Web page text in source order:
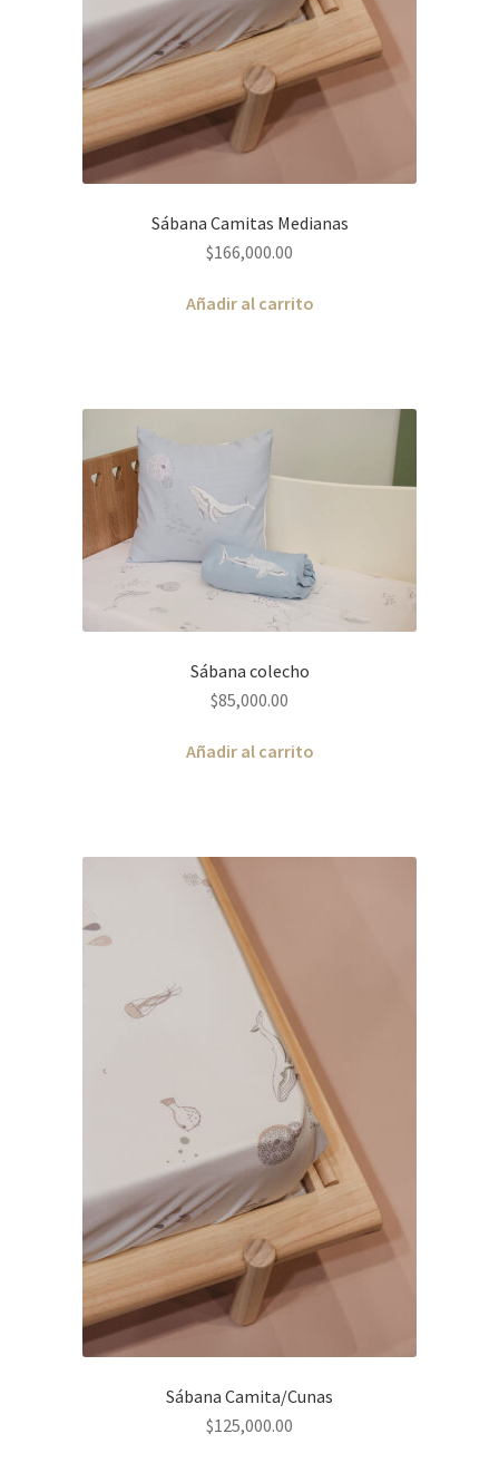
Sábana Camitas Medianas
$166,000.00
Añadir al carrito
Sábana colecho
$85,000.00
Añadir al carrito
Sábana Camita/Cunas
$125,000.00